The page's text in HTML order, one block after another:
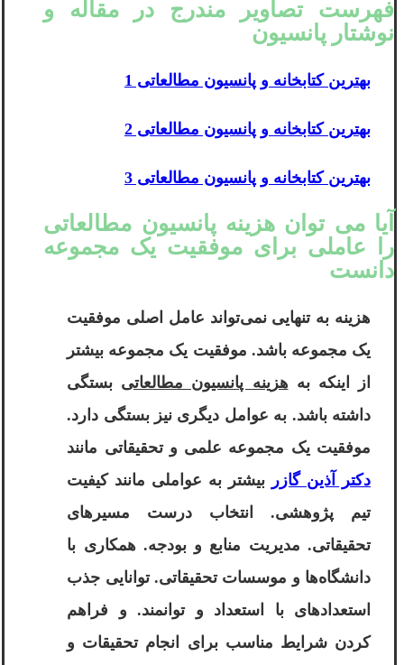
فهرست تصاویر مندرج در مقاله و
نوشتار پانسیون
بهترین کتابخانه و پانسیون مطالعاتی 1
بهترین کتابخانه و پانسیون مطالعاتی 2
بهترین کتابخانه و پانسیون مطالعاتی 3
آیا می توان هزینه پانسیون مطالعاتی
را عاملی برای موفقیت یک مجموعه
دانست
هزینه به تنهایی نمی‌تواند عامل اصلی موفقیت
یک مجموعه باشد. موفقیت یک مجموعه بیشتر
از اینکه به هزینه پانسیون مطالعاتی بستگی
داشته باشد. به عوامل دیگری نیز بستگی دارد.
موفقیت یک مجموعه علمی و تحقیقاتی مانند
دکتر آذین گازر بیشتر به عواملی مانند کیفیت
تیم پژوهشی. انتخاب درست مسیرهای
تحقیقاتی. مدیریت منابع و بودجه. همکاری با
دانشگاه‌ها و موسسات تحقیقاتی. توانایی جذب
استعدادهای با استعداد و توانمند. و فراهم
کردن شرایط مناسب برای انجام تحقیقات و